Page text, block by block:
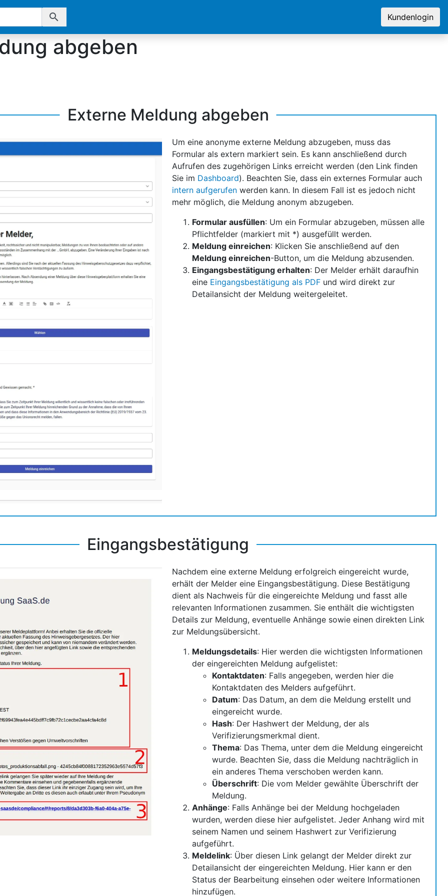
search Kundenlogin
abgeben
Externe Meldung abgeben
Um eine anonyme externe Meldung abzugeben, muss das
Formular als extern markiert sein. Es kann anschließend durch
Aufrufen des zugehörigen Links erreicht werden (den Link finden
Sie im Dashboard). Beachten Sie, dass ein externes Formular auch
intern aufgerufen werden kann. In diesem Fall ist es jedoch nicht
mehr möglich, die Meldung anonym abzugeben.
Formular ausfüllen: Um ein Formular abzugeben, müssen alle
Pflichtfelder (markiert mit *) ausgefüllt werden.
Meldung einreichen: Klicken Sie anschließend auf den
Meldung einreichen-Button, um die Meldung abzusenden.
Eingangsbestätigung erhalten: Der Melder erhält daraufhin
eine Eingangsbestätigung als PDF und wird direkt zur
Detailansicht der Meldung weitergeleitet.
Eingangsbestätigung
Nachdem eine externe Meldung erfolgreich eingereicht wurde,
erhält der Melder eine Eingangsbestätigung. Diese Bestätigung
dient als Nachweis für die eingereichte Meldung und fasst alle
relevanten Informationen zusammen. Sie enthält die wichtigsten
Details zur Meldung, eventuelle Anhänge sowie einen direkten Link
zur Meldungsübersicht.
Meldungsdetails: Hier werden die wichtigsten Informationen
der eingereichten Meldung aufgelistet:
Kontaktdaten: Falls angegeben, werden hier die
Kontaktdaten des Melders aufgeführt.
Datum: Das Datum, an dem die Meldung erstellt und
eingereicht wurde.
Hash: Der Hashwert der Meldung, der als
Verifizierungsmerkmal dient.
Thema: Das Thema, unter dem die Meldung eingereicht
wurde. Beachten Sie, dass die Meldung nachträglich in
ein anderes Thema verschoben werden kann.
Überschrift: Die vom Melder gewählte Überschrift der
Meldung.
Anhänge: Falls Anhänge bei der Meldung hochgeladen
wurden, werden diese hier aufgelistet. Jeder Anhang wird mit
seinem Namen und seinem Hashwert zur Verifizierung
aufgeführt.
Meldelink: Über diesen Link gelangt der Melder direkt zur
Detailansicht der eingereichten Meldung. Hier kann er den
Status der Bearbeitung einsehen oder weitere Informationen
hinzufügen.